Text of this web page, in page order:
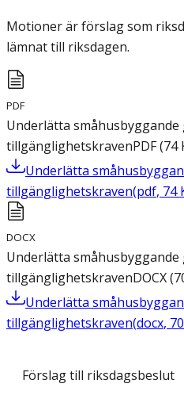
Motioner är förslag som
lämnat till riksdagen.
PDF
Underlätta
tillgänglighetskravenPDF(74
Underlätta
tillgänglighetskraven(pdf, 74
DOCX
Underlätta
tillgänglighetskravenDOCX(
Underlätta
tillgänglighetskraven(docx, 70
Förslag till riksdagsbeslut